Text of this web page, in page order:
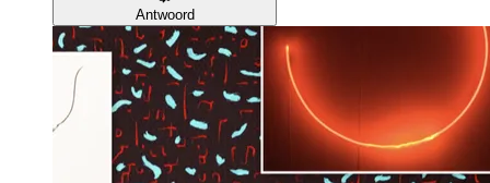
Antwoord